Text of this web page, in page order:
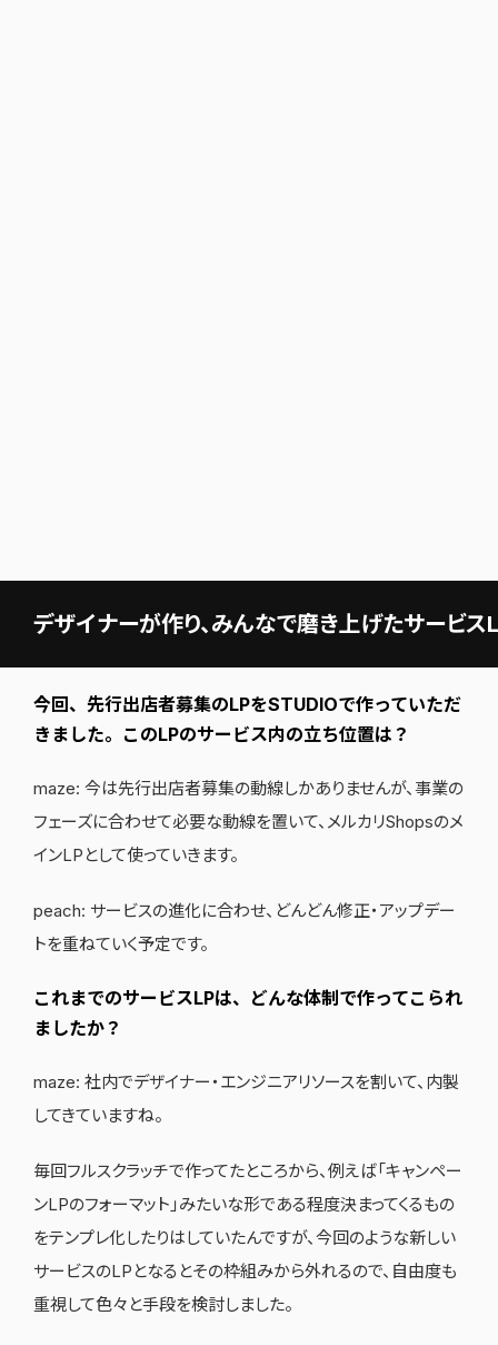
デザイナーが作り、みんなで磨き上げたサービス
今回、先行出店者募集のLPをSTUDIOで作っていただ
きました。このLPのサービス内の立ち位置は？
maze: 今は先行出店者募集の動線しかありませんが、事業の
フェーズに合わせて必要な動線を置いて、メルカリShopsのメ
インLPとして使っていきます。
peach: サービスの進化に合わせ、どんどん修正・アップデー
トを重ねていく予定です。
これまでのサービスLPは、どんな体制で作ってこられ
ましたか？
maze: 社内でデザイナー・エンジニアリソースを割いて、内製
してきていますね。
毎回フルスクラッチで作ってたところから、例えば「キャンペー
ンLPのフォーマット」みたいな形である程度決まってくるもの
をテンプレ化したりはしていたんですが、今回のような新しい
サービスのLPとなるとその枠組みから外れるので、自由度も
重視して色々と手段を検討しました。